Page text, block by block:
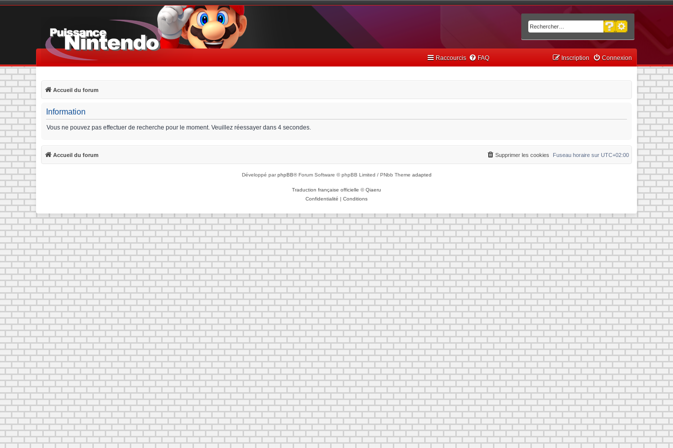
Rechercher
Recherche avancée
Raccourcis FAQ Connexion
Inscription
Accueil du forum
Information
Vous ne pouvez pas effectuer de recherche pour le moment. Veuillez réessayer dans 4 secondes.
Accueil du forum Fuseau horaire sur UTC+02:00
Supprimer les cookies
Développé parphpBB® Forum Software © phpBB Limited / PNbb Theme adapted
Traduction française officielle ©Qiaeru
Confidentialité | Conditions